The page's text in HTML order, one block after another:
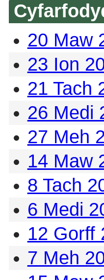
20 Maw
23 Ion
21 Tach
26 Medi
27 Meh
14 Maw
8 Tach
6 Medi
12 Gorff
7 Meh